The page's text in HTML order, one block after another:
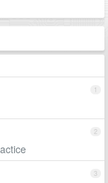
1
2
3